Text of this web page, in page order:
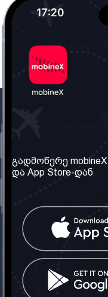
ჩვენ შესახებ
ჩვენი სერვისები
კონტაქტი
საქართველო:
ტელ: 032 2 04 00 50
გადმოწერე
და App Store-დან